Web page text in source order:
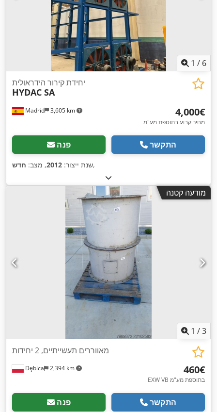
1 / 6
Madrid 3,605 km
יחידת קירור הידראולית
HYDAC SA
‏4,000 ‏€
מחיר קבוע בתוספת מע"מ
פנה התקשר
שנת ייצור: 2012, מצב: חדש ,
מודעה קטנה
1 /3
Dębica 2,394 km
מאווררים תעשייתיים, 2 יחידות
‏460 ‏€
EXW VB בתוספת מע"מ
פנה התקשר